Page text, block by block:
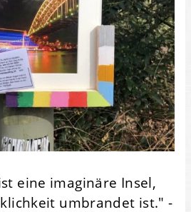
eine imaginäre Insel,
umbrandet ist." -